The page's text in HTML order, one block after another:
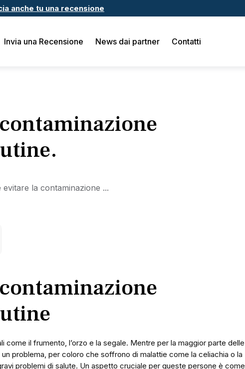
anche tu una recensione
Invia una Recensione News dai partner Contatti
evitare la contaminazione ...
come il frumento, l’orzo e la segale. Mentre per la maggior parte delle
problema, per coloro che soffrono di malattie come la celiachia o la
problemi di salute. Un aspetto cruciale per queste persone è come